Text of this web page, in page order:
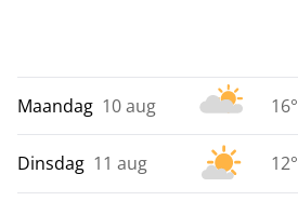
Maandag 10 aug 16°
Dinsdag 11 aug 12°